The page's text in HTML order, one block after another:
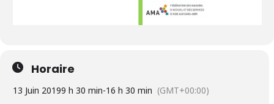
Horaire
13 Juin 20199 h 30 min-16 h 30 min (GMT+00:00)